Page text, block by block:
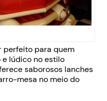
perfeito para quem
lúdico no estilo
saborosos lanches
mesa no meio do